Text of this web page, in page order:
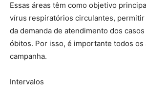
Essas áreas têm como objetivo
vírus respiratórios circulantes,
da demanda de atendimento dos
óbitos. Por isso, é importante todos
campanha.
Intervalos